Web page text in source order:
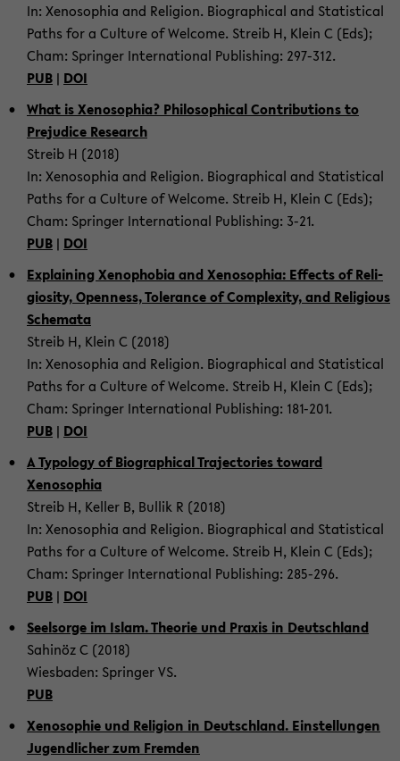
In: Xenosophia and Re­li­gion. Bi­o­graph­i­cal and Sta­tis­ti­cal
Paths for a Cul­ture of Wel­come. Streib H, Klein C (Eds);
Cham: Springer In­ter­na­tional Pub­lish­ing: 297-​312.
PUB | DOI
What is Xenosophia? Philo­soph­i­cal Con­tri­bu­tions to
Prej­u­dice Re­search
Streib H (2018)
In: Xenosophia and Re­li­gion. Bi­o­graph­i­cal and Sta­tis­ti­cal
Paths for a Cul­ture of Wel­come. Streib H, Klein C (Eds);
Cham: Springer In­ter­na­tional Pub­lish­ing: 3-21.
PUB | DOI
Ex­plain­ing Xeno­pho­bia and Xenosophia: Ef­fects of Re­li­
gios­ity, Open­ness, Tol­er­ance of Com­plex­ity, and Re­li­gious
Schemata
Streib H, Klein C (2018)
In: Xenosophia and Re­li­gion. Bi­o­graph­i­cal and Sta­tis­ti­cal
Paths for a Cul­ture of Wel­come. Streib H, Klein C (Eds);
Cham: Springer In­ter­na­tional Pub­lish­ing: 181-​201.
PUB | DOI
A Ty­pol­ogy of Bi­o­graph­i­cal Tra­jec­to­ries to­ward
Xenosophia
Streib H, Keller B, Bul­lik R (2018)
In: Xenosophia and Re­li­gion. Bi­o­graph­i­cal and Sta­tis­ti­cal
Paths for a Cul­ture of Wel­come. Streib H, Klein C (Eds);
Cham: Springer In­ter­na­tional Pub­lish­ing: 285-​296.
PUB | DOI
Seel­sorge im Islam. The­o­rie und Praxis in Deutsch­land
Sahinöz C (2018)
Wies­baden: Springer VS.
PUB
Xenoso­phie und Re­li­gion in Deutsch­land. Ein­stel­lun­gen
Ju­gendlicher zum Frem­den